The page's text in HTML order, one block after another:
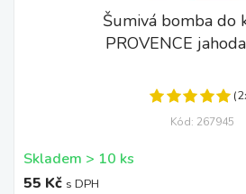
Šumivá bomba do
PROVENCE
Kód: 267945
Skladem > 10 ks
55 Kč s DPH